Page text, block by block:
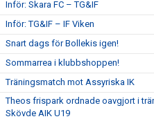
Inför: Skara FC – TG&IF
Inför: TG&IF – IF Viken
Snart dags för Bollekis igen!
Sommarrea i klubbshoppen!
Träningsmatch mot Assyriska IK
Theos frispark ordnade oavgjort i
Skövde AIK U19